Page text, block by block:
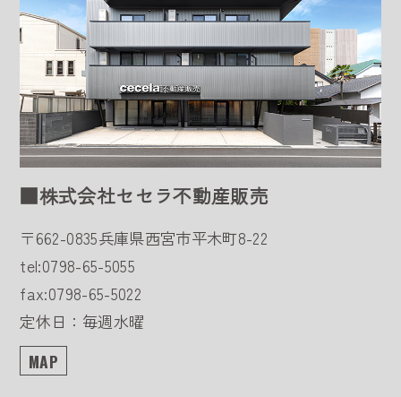
■株式会社セセラ不動産販売
〒662-0835兵庫県西宮市平木町8-22
tel:0798-65-5055
fax:0798-65-5022
定休日：毎週水曜
MAP